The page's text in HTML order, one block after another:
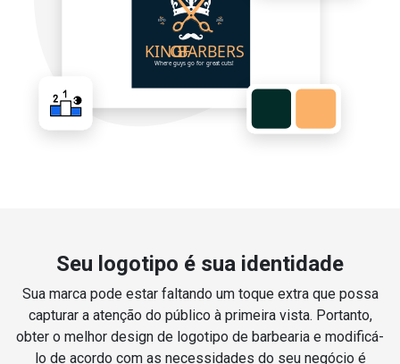
Seu logotipo é sua identidade
Sua marca pode estar faltando um toque extra que possa
capturar a atenção do público à primeira vista. Portanto,
obter o melhor design de logotipo de barbearia e modificá-
lo de acordo com as necessidades do seu negócio é